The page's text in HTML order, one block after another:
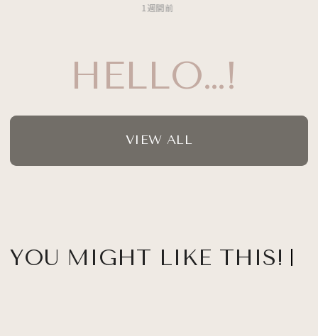
HELLO…!
1週間前
VIEW ALL
YOU MIGHT LIKE THIS!